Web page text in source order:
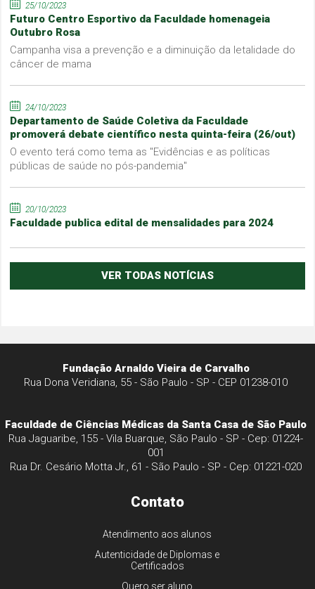
25/10/2023
Futuro Centro Esportivo da Faculdade homenageia
Outubro Rosa
Campanha visa a prevenção e a diminuição da letalidade do
câncer de mama
24/10/2023
Departamento de Saúde Coletiva da Faculdade
promoverá debate científico nesta quinta-feira (26/out)
O evento terá como tema as "Evidências e as políticas
públicas de saúde no pós-pandemia"
20/10/2023
Faculdade publica edital de mensalidades para 2024
VER TODAS NOTÍCIAS
Fundação Arnaldo Vieira de Carvalho
Rua Dona Veridiana, 55 - São Paulo - SP - CEP 01238-010
Faculdade de Ciências Médicas da Santa Casa de São Paulo
Rua Jaguaribe, 155 - Vila Buarque, São Paulo - SP - Cep: 01224-
001
Rua Dr. Cesário Motta Jr., 61 - São Paulo - SP - Cep: 01221-020
Contato
Atendimento aos alunos
Autenticidade de Diplomas e
Certificados
Quero ser aluno